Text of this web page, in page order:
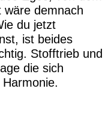
wäre demnach
du jetzt
ist beides
Stofftrieb und
die sich